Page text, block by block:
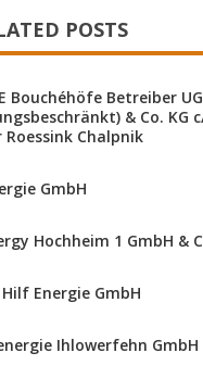
POSTS
Bouchéhöfe Betreiber UG
& Co. KG
Roessink Chalpnik
GmbH
Hochheim 1 GmbH &
Energie GmbH
Ihlowerfehn GmbH